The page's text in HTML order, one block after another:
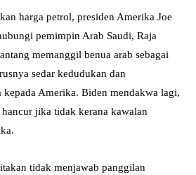
harga petrol, presiden Amerika Joe
pemimpin Arab Saudi, Raja
memanggil benua arab sebagai
sedar kedudukan dan
kepada Amerika. Biden mendakwa lagi,
jika tidak kerana kawalan
tidak menjawab panggilan